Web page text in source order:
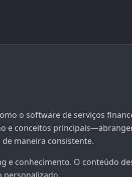
o software de serviços
e conceitos
maneira consistente.
e conhecimento. O conteúdo